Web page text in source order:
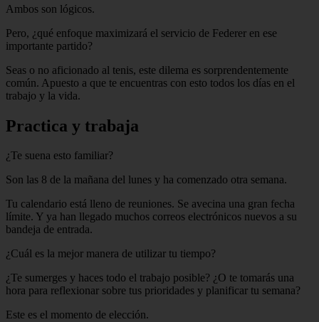
Ambos son lógicos.
Pero, ¿qué enfoque maximizará el servicio de Federer en ese
importante partido?
Seas o no aficionado al tenis, este dilema es sorprendentemente
común. Apuesto a que te encuentras con esto todos los días en el
trabajo y la vida.
Practica y trabaja
¿Te suena esto familiar?
Son las 8 de la mañana del lunes y ha comenzado otra semana.
Tu calendario está lleno de reuniones. Se avecina una gran fecha
límite. Y ya han llegado muchos correos electrónicos nuevos a su
bandeja de entrada.
¿Cuál es la mejor manera de utilizar tu tiempo?
¿Te sumerges y haces todo el trabajo posible? ¿O te tomarás una
hora para reflexionar sobre tus prioridades y planificar tu semana?
Este es el momento de elección.